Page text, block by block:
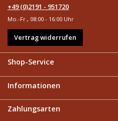
+49 (0)2191 - 951720
Mo.-Fr., 08:00 - 16:00 Uhr
Vertrag widerrufen
Shop-Service
Informationen
Zahlungsarten